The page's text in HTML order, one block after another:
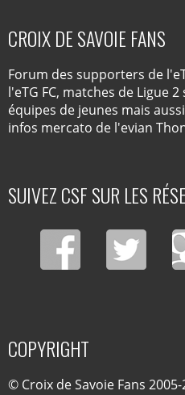
CROIX DE SAVOIE FANS
Forum des supporters de
l'eTG FC, matches de Ligue 2
équipes de jeunes mais
infos mercato de l'evian
SUIVEZ CSF SUR LES
COPYRIGHT
© Croix de Savoie Fans